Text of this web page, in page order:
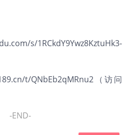
s/1RCkdY9Ywz8KztuHk3-
t/QNbEb2qMRnu2 （访问
-END-